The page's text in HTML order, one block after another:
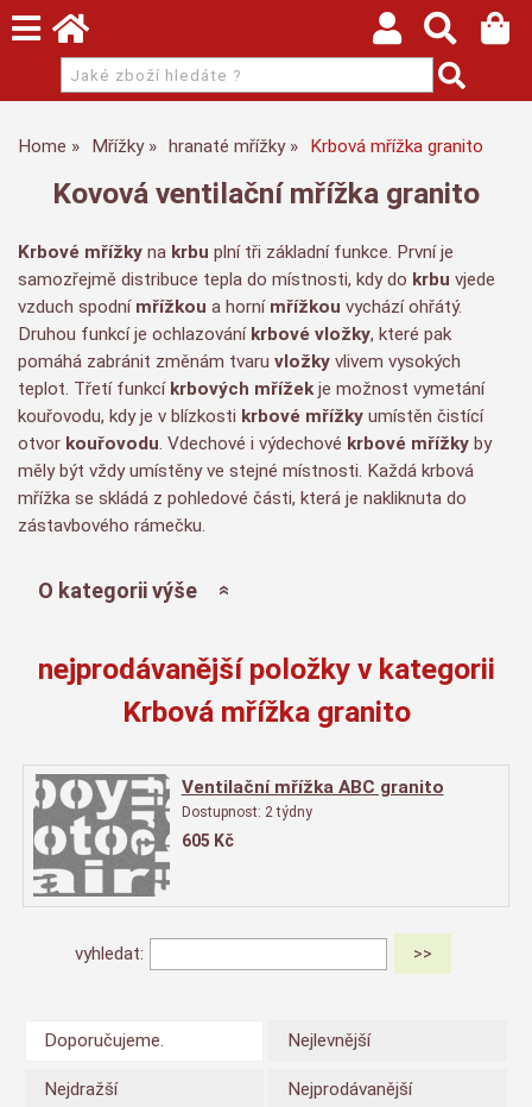
Home Mřížky hranaté mřížky Krbová mřížka granito
Kovová ventilační mřížka granito
Krbové mřížky na krbu plní tři základní funkce. První je
samozřejmě distribuce tepla do místnosti, kdy do krbu vjede
vzduch spodní mřížkou a horní mřížkou vychází ohřátý.
Druhou funkcí je ochlazování krbové vložky, které pak
pomáhá zabránit změnám tvaru vložky vlivem vysokých
teplot. Třetí funkcí krbových mřížekje možnost vymetání
kouřovodu, kdy je v blízkosti krbové mřížky umístěn čistící
otvor kouřovodu. Vdechové i výdechové krbové mřížky by
měly být vždy umístěny ve stejné místnosti. Každá krbová
mřížka se skládá z pohledové části, která je nakliknuta do
zástavbového rámečku.
O kategorii výše
nejprodávanější položky v kategorii
Krbová mřížka granito
Ventilační mřížka ABC granito
Dostupnost: 2 týdny
605 Kč
vyhledat:
Doporučujeme. Nejlevnější
Nejdražší Nejprodávanější